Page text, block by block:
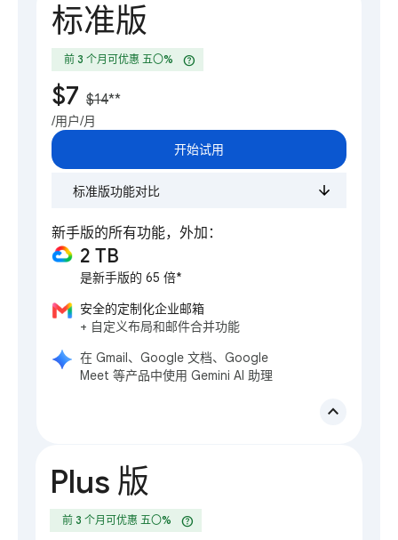
标准版
前 3 个月可优惠 五〇% help
$7 $14**
/用户/月
开始试用
标准版功能对比
新手版的所有功能，外加：
2 TB
是新手版的 65 倍*
安全的定制化企业邮箱
+ 自定义布局和邮件合并功能
在 Gmail、Google 文档、Google
Meet 等产品中使用 Gemini AI 助理
expand_less
Plus 版
前 3 个月可优惠 五〇% help